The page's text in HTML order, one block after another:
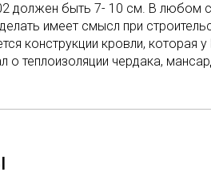
должен быть 7- 10 см. В любом
имеет смысл при
конструкции кровли, которая
о теплоизоляции чердака,